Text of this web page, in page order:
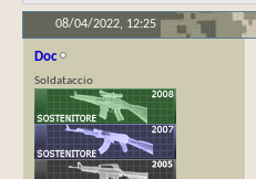
08/04/2022, 12:25
Doc
Soldataccio